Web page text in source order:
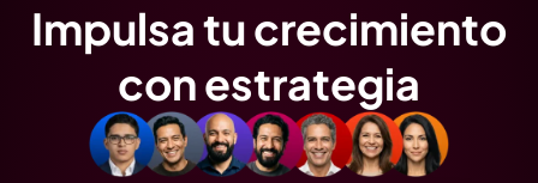
Impulsa tu crecimiento
con estrategia